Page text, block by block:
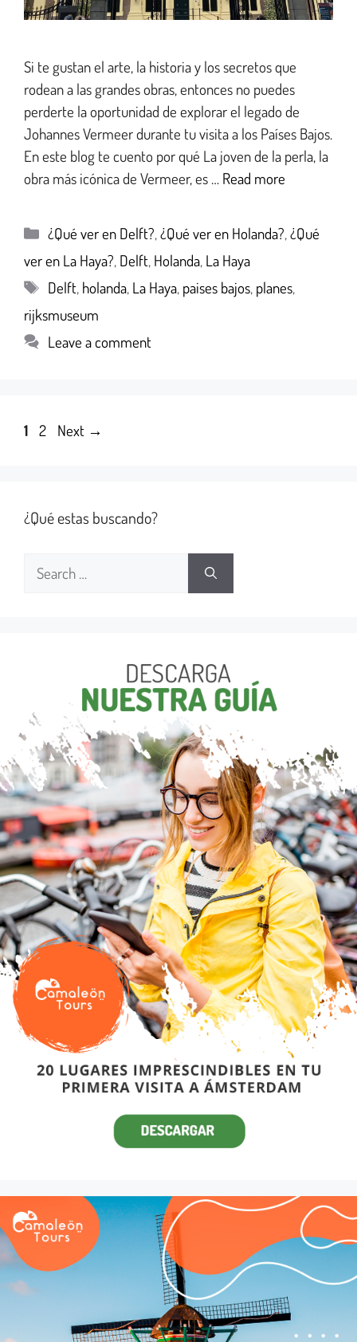
Si te gustan el arte, la historia y los secretos que
rodean a las grandes obras, entonces no puedes
perderte la oportunidad de explorar el legado de
Johannes Vermeer durante tu visita a los Países Bajos.
En este blog te cuento por qué La joven de la perla, la
obra más icónica de Vermeer, es … Read more
¿Qué ver en Delft?,¿Qué ver en Holanda?,¿Qué
ver en La Haya?, Delft, Holanda, La Haya
Delft, holanda, La Haya, paises bajos, planes,
rijksmuseum
Leave a comment
1 2 Next →
¿Qué estas buscando?